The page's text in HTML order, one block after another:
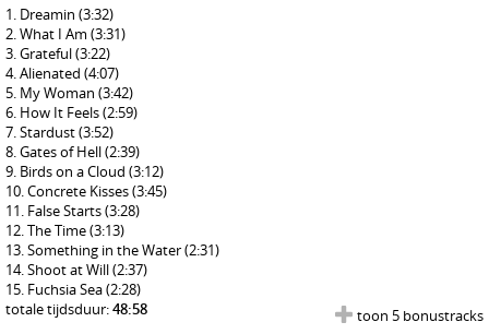
Dreamin (3:32)
What I Am (3:31)
Grateful(3:22)
Alienated (4:07)
My Woman (3:42)
How It Feels(2:59)
Stardust(3:52)
Gates of Hell(2:39)
Birds on a Cloud (3:12)
Concrete Kisses(3:45)
False Starts(3:28)
The Time(3:13)
Something in the Water(2:31)
Shoot at Will(2:37)
Fuchsia Sea(2:28)
toon 5 bonustracks
totale tijdsduur:48:58